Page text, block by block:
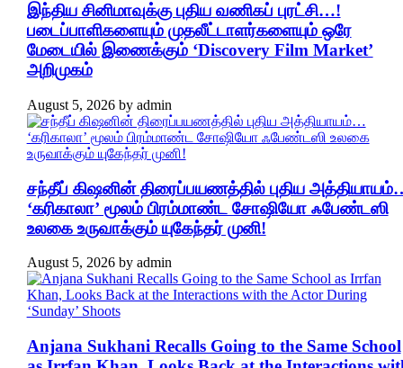
இந்திய சினிமாவுக்கு புதிய வணிகப் புரட்சி…!
படைப்பாளிகளையும் முதலீட்டாளர்களையும் ஒரே
மேடையில் இணைக்கும் ‘Discovery Film Market’
அறிமுகம்
August 5, 2026by admin
சந்தீப் கிஷனின் திரைப்பயணத்தில் புதிய
‘கரிகாலா’ மூலம் பிரம்மாண்ட சோஷியோ ஃபேண்டஸி
உலகை உருவாக்கும் யுகேந்தர் முனி!
August 5, 2026by admin
Anjana Sukhani Recalls Going to the Same School